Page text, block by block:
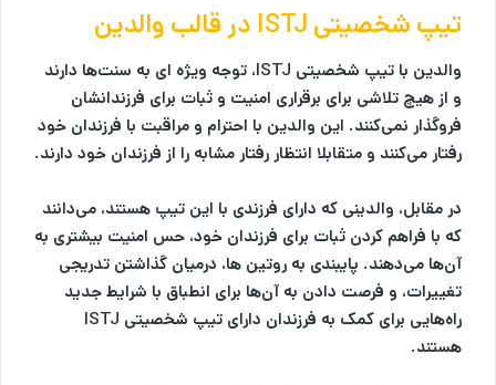
تیپ شخصیتی ISTJ در قالب والدین
والدین با تیپ شخصیتی ISTJ، توجه ویژه ای به سنت‌ها دارند
و از هیچ تلاشی برای برقراری امنیت و ثبات برای فرزندانشان
فروگذار نمی‌کنند. این والدین با احترام و مراقبت با فرزندان خود
رفتار می‌کنند و متقابلا انتظار رفتار مشابه را از فرزندان خود دارند.
در مقابل، والدینی که دارای فرزندی با این تیپ هستند، می‌دانند
که با فراهم کردن ثبات برای فرزندان خود، حس امنیت بیشتری به
آن‌ها می‌دهند. پایبندی به روتین ها، درمیان گذاشتن تدریجی
تغییرات، و فرصت دادن به آن‌ها برای انطباق با شرایط جدید
راه‌هایی برای کمک به فرزندان دارای تیپ شخصیتی ISTJ
هستند.